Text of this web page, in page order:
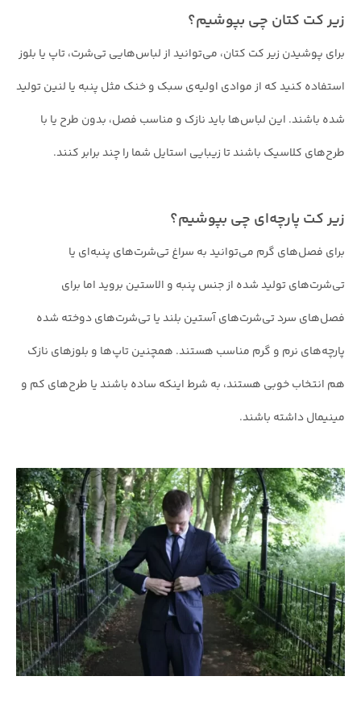
زیر کت کتان چی بپوشیم؟
برای پوشیدن زیر کت کتان، می‌توانید از لباس‌هایی تی‌شرت، تاپ یا بلوز
استفاده کنید که از موادی اولیه‌ی سبک و خنک مثل پنبه یا لنین تولید
شده باشند. این لباس‌ها باید نازک و مناسب فصل، بدون طرح یا با
طرح‌های کلاسیک باشند تا زیبایی استایل شما را چند برابر کنند.
زیر کت پارچه‌ای چی بپوشیم؟
برای فصل‌های گرم می‌توانید به سراغ تی‌شرت‌های پنبه‌ای یا
تی‌شرت‌های تولید شده از جنس پنبه و الاستین بروید اما برای
فصل‌های سرد تی‌شرت‌های آستین بلند یا تی‌شرت‌های دوخته شده
پارچه‌های نرم و گرم مناسب هستند. همچنین تاپ‌ها و بلوزهای نازک
هم انتخاب خوبی هستند، به شرط اینکه ساده باشند یا طرح‌های کم و
مینیمال داشته باشند.